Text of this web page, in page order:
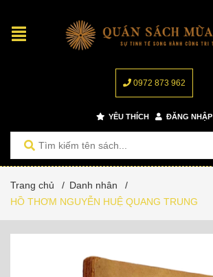
0972 873 962
YÊU THÍCH ĐĂNG NHẬP
Trang chủ / Danh nhân
/
HỒ THƠM NGUYỄN HUỆ QUANG TRUNG